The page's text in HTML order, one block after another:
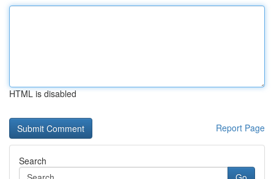
HTML is disabled
Report Page
Search